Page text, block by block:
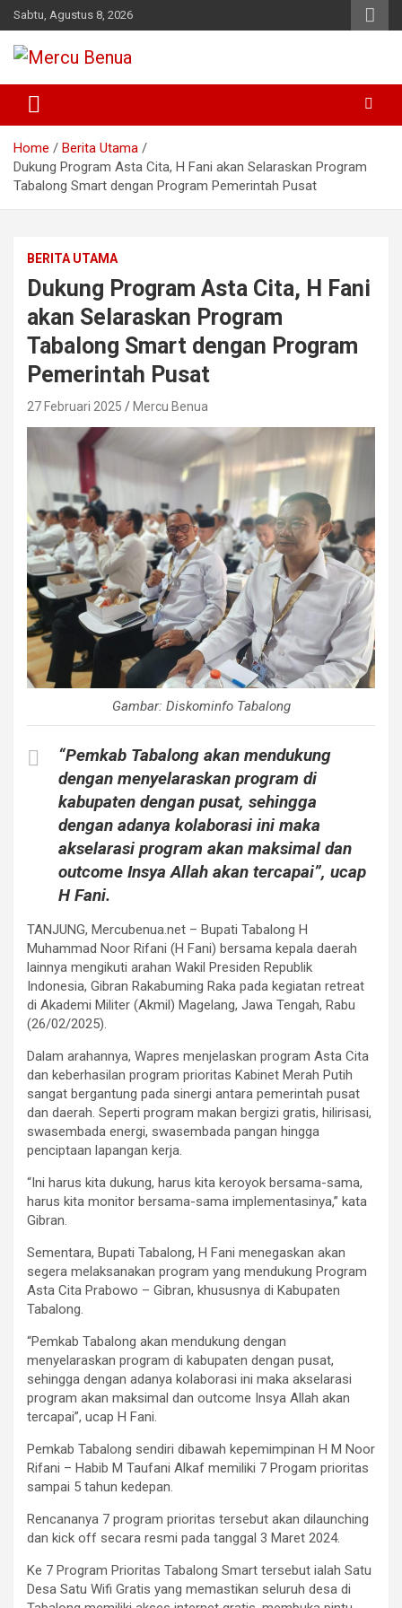
Skip
to
content
Sabtu, Agustus 8, 2026
Mercu Benua
Home
Berita Utama
Dukung Program Asta Cita, H Fani akan Selaraskan Program
Tabalong Smart dengan Program Pemerintah Pusat
BERITA UTAMA
Dukung Program Asta Cita, H Fani
akan Selaraskan Program
Tabalong Smart dengan Program
Pemerintah Pusat
27 Februari 2025 Mercu Benua
Gambar: Diskominfo Tabalong
“Pemkab Tabalong akan mendukung
dengan menyelaraskan program di
kabupaten dengan pusat, sehingga
dengan adanya kolaborasi ini maka
akselarasi program akan maksimal dan
outcome Insya Allah akan tercapai”, ucap
H Fani.
TANJUNG, Mercubenua.net – Bupati Tabalong H
Muhammad Noor Rifani (H Fani) bersama kepala daerah
lainnya mengikuti arahan Wakil Presiden Republik
Indonesia, Gibran Rakabuming Raka pada kegiatan retreat
di Akademi Militer (Akmil) Magelang, Jawa Tengah, Rabu
(26/02/2025).
Dalam arahannya, Wapres menjelaskan program Asta Cita
dan keberhasilan program prioritas Kabinet Merah Putih
sangat bergantung pada sinergi antara pemerintah pusat
dan daerah. Seperti program makan bergizi gratis, hilirisasi,
swasembada energi, swasembada pangan hingga
penciptaan lapangan kerja.
“Ini harus kita dukung, harus kita keroyok bersama-sama,
harus kita monitor bersama-sama implementasinya,” kata
Gibran.
Sementara, Bupati Tabalong, H Fani menegaskan akan
segera melaksanakan program yang mendukung Program
Asta Cita Prabowo – Gibran, khususnya di Kabupaten
Tabalong.
“Pemkab Tabalong akan mendukung dengan
menyelaraskan program di kabupaten dengan pusat,
sehingga dengan adanya kolaborasi ini maka akselarasi
program akan maksimal dan outcome Insya Allah akan
tercapai”, ucap H Fani.
Pemkab Tabalong sendiri dibawah kepemimpinan H M Noor
Rifani – Habib M Taufani Alkaf memiliki 7 Progam prioritas
sampai 5 tahun kedepan.
Rencananya 7 program prioritas tersebut akan dilaunching
dan kick off secara resmi pada tanggal 3 Maret 2024.
Ke 7 Program Prioritas Tabalong Smart tersebut ialah Satu
Desa Satu Wifi Gratis yang memastikan seluruh desa di